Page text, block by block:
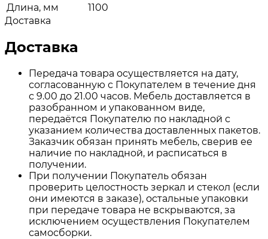
Длина, мм
1100
Доставка
Доставка
Передача товара осуществляется на дату,
согласованную с Покупателем в течение дня
с 9.00 до 21.00 часов. Мебель доставляется в
разобранном и упакованном виде,
передаётся Покупателю по накладной с
указанием количества доставленных пакетов.
Заказчик обязан принять мебель, сверив ее
наличие по накладной, и расписаться в
получении.
При получении Покупатель обязан
проверить целостность зеркал и стекол (если
они имеются в заказе), остальные упаковки
при передаче товара не вскрываются, за
исключением осуществления Покупателем
самосборки.